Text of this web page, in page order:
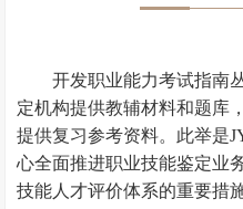
开发职业能力考试指南
定机构提供教辅材料和题库
提供复习参考资料。此举是
心全面推进职业技能鉴定业
技能人才评价体系的重要措施